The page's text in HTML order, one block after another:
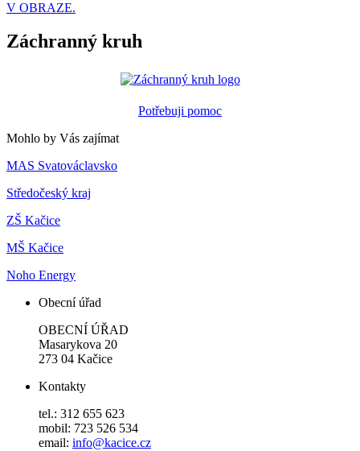
V OBRAZE.
Záchranný kruh
Potřebuji pomoc
Mohlo by Vás zajímat
MAS Svatováclavsko
Středočeský kraj
ZŠ Kačice
MŠ Kačice
Noho Energy
Obecní úřad
OBECNÍ ÚŘAD
Masarykova 20
273 04 Kačice
Kontakty
tel.: 312 655 623
mobil: 723 526 534
email: info@kacice.cz